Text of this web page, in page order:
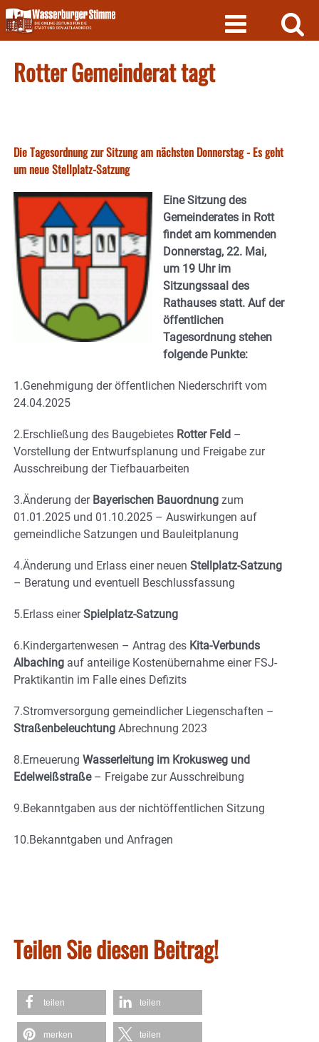
Skip
to
content
Rotter Gemeinderat tagt
Die Tagesordnung zur Sitzung am nächsten Donnerstag - Es geht
um neue Stellplatz-Satzung
Eine Sitzung des
Gemeinderates in Rott
findet am kommenden
Donnerstag, 22. Mai,
um 19 Uhr im
Sitzungssaal des
Rathauses statt. Auf der
öffentlichen
Tagesordnung stehen
folgende Punkte:
1.Genehmigung der öffentlichen Niederschrift vom
24.04.2025
2.Erschließung des Baugebietes Rotter Feld –
Vorstellung der Entwurfsplanung und Freigabe zur
Ausschreibung der Tiefbauarbeiten
3.Änderung der Bayerischen Bauordnung zum
01.01.2025 und 01.10.2025 – Auswirkungen auf
gemeindliche Satzungen und Bauleitplanung
4.Änderung und Erlass einer neuen Stellplatz-Satzung
– Beratung und eventuell Beschlussfassung
5.Erlass einerSpielplatz-Satzung
6.Kindergartenwesen – Antrag des Kita-Verbunds
Albaching auf anteilige Kostenübernahme einer FSJ-
Praktikantin im Falle eines Defizits
7.Stromversorgung gemeindlicher Liegenschaften –
Straßenbeleuchtung Abrechnung 2023
8.Erneuerung Wasserleitung im Krokusweg und
Edelweißstraße– Freigabe zur Ausschreibung
9.Bekanntgaben aus der nichtöffentlichen Sitzung
10.Bekanntgaben und Anfragen
Teilen Sie diesen Beitrag!
teilen teilen
merken teilen